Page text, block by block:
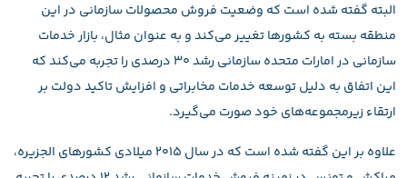
البته گفته شده است که وضعیت فروش محصولات سازمانی در این
منطقه بسته به کشورها تغییر می‌کند و به عنوان مثال، بازار خدمات
سازمانی در امارات متحده سازمانی رشد ۳۰ درصدی را تجربه می‌کند که
این اتفاق به دلیل توسعه خدمات مخابراتی و افزایش تاکید دولت بر
ارتقاء زیرمجموعه‌های خود صورت می‌گیرد.
علاوه بر این گفته شده است که در سال ۲۰۱۵ میلادی کشورهای الجزیره،